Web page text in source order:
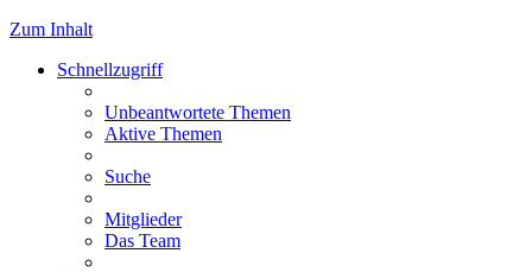
Zum Inhalt
Schnellzugriff
Unbeantwortete Themen
Aktive Themen
Suche
Mitglieder
Das Team